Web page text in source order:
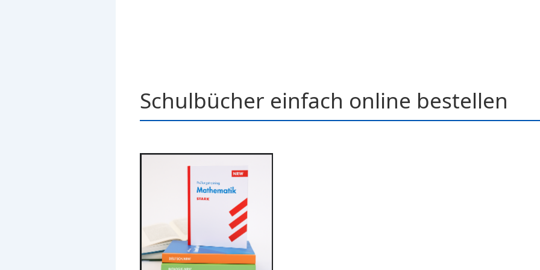
Schulbücher einfach online bestellen